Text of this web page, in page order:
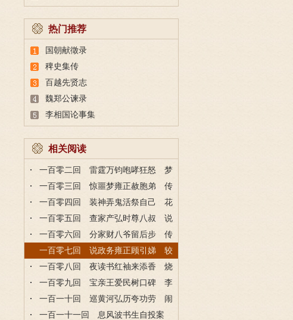
热门推荐
国朝献徵录
稗史集传
百越先贤志
魏郑公谏录
李相国论事集
相关阅读
一百零二回 雷霆万钧咆哮狂怒 梦
魇多变难宁惊魂
一百零三回 惊噩梦雍正赦胞弟 传
旨意弘昼报丧来
一百零四回 装神弄鬼活祭自己 花
言巧语岂奈我何
一百零五回 查家产弘时尊八叔 说
前因福晋后悔迟
一百零六回 分家财八爷留后步 传
密信至死不低头
一百零七回 说政务雍正顾引娣 较
功夫弘历惊佳人
一百零八回 夜读书红袖来添香 烧
怒火王子动杀机
一百零九回 宝亲王爱民树口碑 李
总督赔礼又捉人
一百一十回 巡黄河弘历夸功劳 闹
考场文镜下毒手
一百一十一回 息风波书生自投案